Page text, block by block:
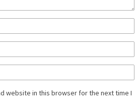
website in this browser for the next time I